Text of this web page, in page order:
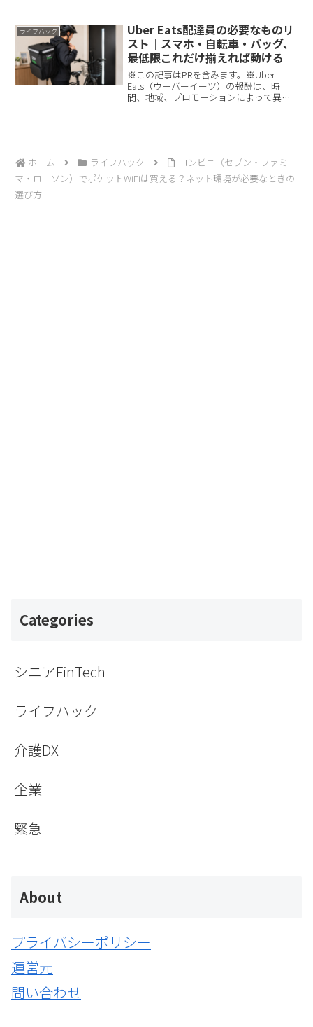
の？」「自分の住んでいる街でもちゃん
と稼げるの...
ライフハック
Uber Eats配達員の必要なものリ
スト｜スマホ・自転車・バッグ、
最低限これだけ揃えれば動ける
※この記事はPRを含みます。※Uber
Eats（ウーバーイーツ）の報酬は、時
間、地域、プロモーションによって異な
ホーム
ライフハック
コンビニ（セブン・ファミ
マ・ローソン）でポケットWiFiは買える？ネット環境が必要なときの
選び方
Categories
シニアFinTech
ライフハック
介護DX
企業
緊急
About
プライバシーポリシー
運営元
問い合わせ